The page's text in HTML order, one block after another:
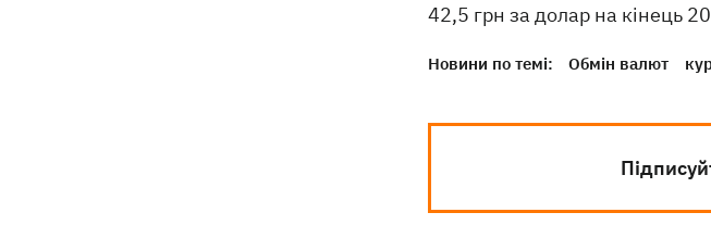
42,5 грн за долар на кінець
Новини по темі: Обмін валют